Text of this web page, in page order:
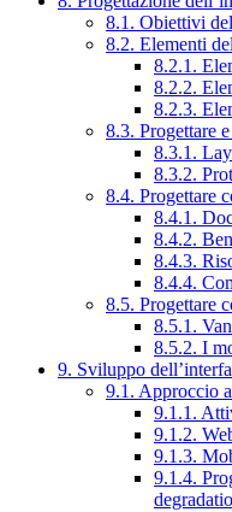
8.1. Obiettivi
8.2. Elementi
8.2.1.
8.2.2.
8.2.3.
8.3. Progettare
8.3.1.
8.3.2.
8.4. Progettare
8.4.1.
8.4.2.
8.4.3.
8.4.4.
8.5. Progettare
8.5.1.
8.5.2. I
9. Sviluppo
9.1. Approccio
9.1.1.
9.1.2.
9.1.3.
9.1.4.